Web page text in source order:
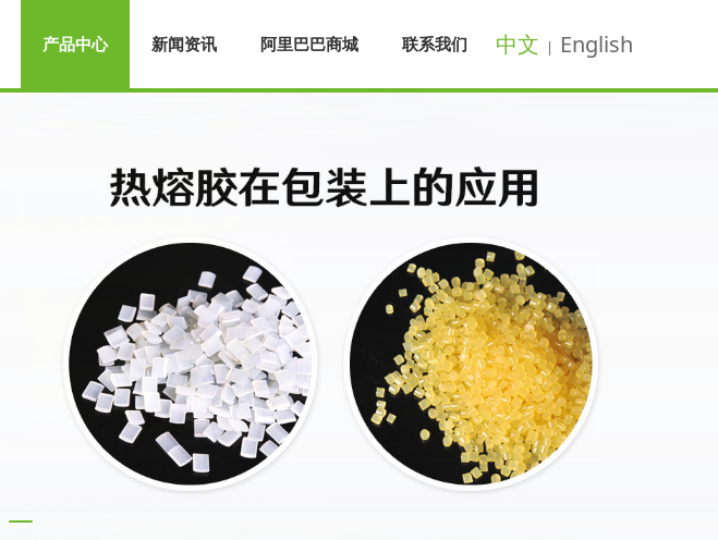
中文 | English
产品中心 新闻资讯 阿里巴巴商城 联系我们